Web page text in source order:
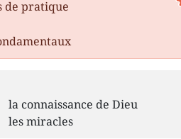
de pratique
la connaissance de Dieu
les miracles